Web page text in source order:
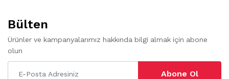
Bülten
Ürünler ve kampanyalarımız hakkında bilgi almak için abone
olun
Abone Ol